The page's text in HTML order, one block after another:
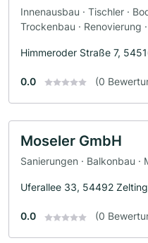
Innenausbau · Tischler ·
Trockenbau · Renovierung
Himmeroder Straße 7,
0.0 (0
Moseler GmbH
Sanierungen · Balkonbau ·
Uferallee 33, 54492
0.0 (0